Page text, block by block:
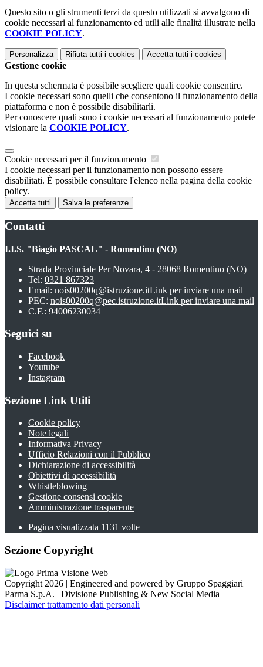
Questo sito o gli strumenti terzi da questo utilizzati si avvalgono di
cookie necessari al funzionamento ed utili alle finalità illustrate nella
COOKIE POLICY.
Personalizza Rifiuta tutti i cookies Accetta tutti i cookies
Gestione cookie
In questa schermata è possibile scegliere quali cookie consentire.
I cookie necessari sono quelli che consentono il funzionamento della
piattaforma e non è possibile disabilitarli.
Per conoscere quali sono i cookie necessari al funzionamento potete
visionare la COOKIE POLICY.
Cookie necessari per il funzionamento
I cookie necessari per il funzionamento non possono essere
disabilitati. È possibile consultare l'elenco nella pagina della cookie
policy.
Accetta tutti Salva le preferenze
Contatti
I.I.S. "Biagio PASCAL" - Romentino (NO)
Strada Provinciale Per Novara, 4 - 28068 Romentino (NO)
Tel: 0321 867323
Email: nois00200q@istruzione.itLink per inviare una mail
PEC: nois00200q@pec.istruzione.itLink per inviare una mail
C.F.: 94006230034
Seguici su
Facebook
Youtube
Instagram
Sezione Link Utili
Cookie policy
Note legali
Informativa Privacy
Ufficio Relazioni con il Pubblico
Dichiarazione di accessibilità
Obiettivi di accessibilità
Whistleblowing
Gestione consensi cookie
Amministrazione trasparente
Pagina visualizzata 1131 volte
Sezione Copyright
Copyright 2026 | Engineered and powered by Gruppo Spaggiari
Parma S.p.A. | Divisione Publishing & New Social Media
Disclaimer trattamento dati personali